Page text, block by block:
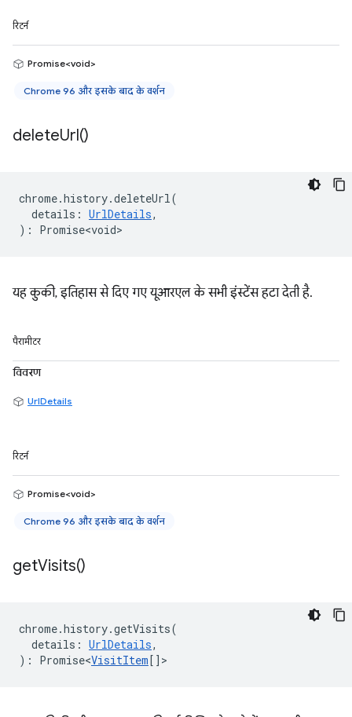
रिटर्न
Promise<void>
Chrome 96 और इसके बाद के वर्शन
deleteUrl()
chrome.history.deleteUrl(
details : UrlDetails,
) : Promise<void>
यह कुकी, इतिहास से दिए गए यूआरएल के सभी इंस्टेंस हटा देती है.
पैरामीटर
विवरण
UrlDetails
रिटर्न
Promise<void>
Chrome 96 और इसके बाद के वर्शन
getVisits()
chrome.history.getVisits(
details : UrlDetails,
) : Promise<VisitItem[] >